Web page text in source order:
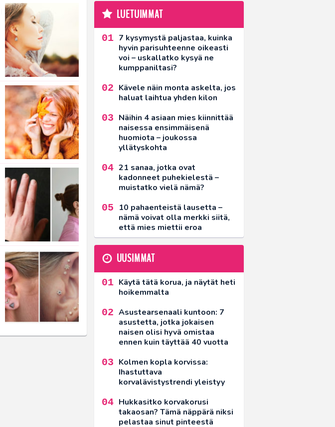
LUETUIMMAT
7 kysymystä paljastaa, kuinka
hyvin parisuhteenne oikeasti
voi – uskallatko kysyä ne
kumppaniltasi?
Kävele näin monta askelta, jos
haluat laihtua yhden kilon
Näihin 4 asiaan mies kiinnittää
naisessa ensimmäisenä
huomiota – joukossa
yllätyskohta
21 sanaa, jotka ovat
kadonneet puhekielestä –
muistatko vielä nämä?
10 pahaenteistä lausetta –
nämä voivat olla merkki siitä,
että mies miettii eroa
UUSIMMAT
Käytä tätä korua, ja näytät heti
hoikemmalta
Asustearsenaali kuntoon: 7
asustetta, jotka jokaisen
naisen olisi hyvä omistaa
ennen kuin täyttää 40 vuotta
Kolmen kopla korvissa:
Ihastuttava
korvalävistystrendi yleistyy
Hukkasitko korvakorusi
takaosan? Tämä näppärä niksi
pelastaa sinut pinteestä